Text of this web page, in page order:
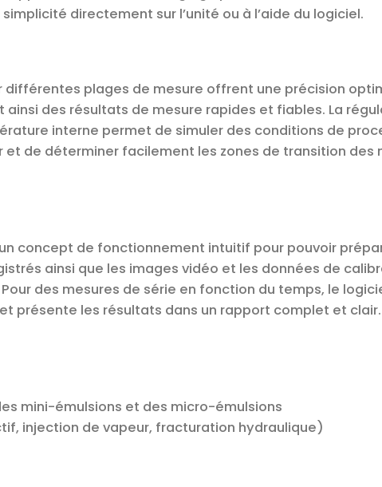
directement sur l’unité ou à l’aide du logiciel.
plages de mesure offrent une précision
des résultats de mesure rapides et fiables. La
interne permet de simuler des conditions de
de déterminer facilement les zones de transition des
concept de fonctionnement intuitif pour pouvoir
ainsi que les images vidéo et les données de
des mesures de série en fonction du temps, le
présente les résultats dans un rapport complet et clair.
mini-émulsions et des micro-émulsions
injection de vapeur, fracturation hydraulique)